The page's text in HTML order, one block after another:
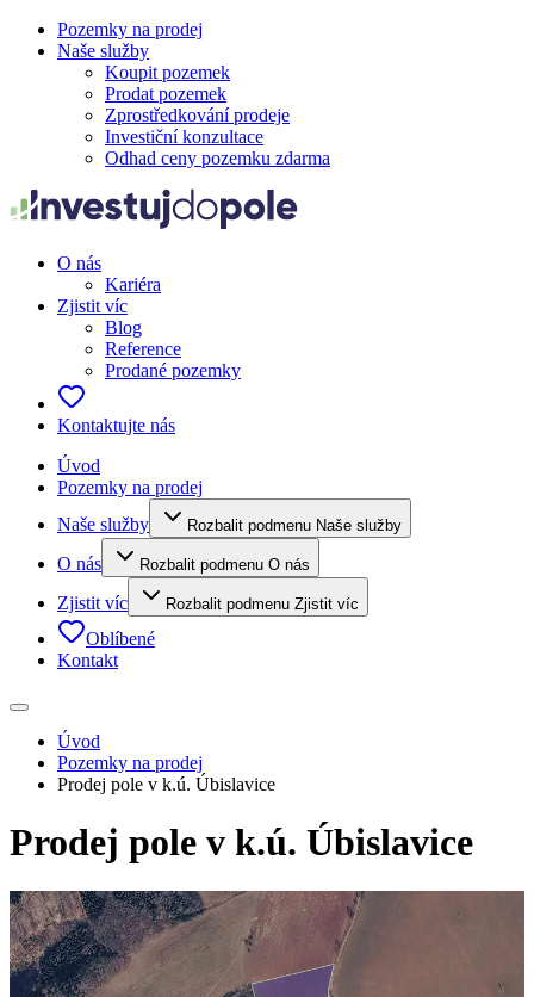
Pozemky na prodej
Naše služby
Koupit pozemek
Prodat pozemek
Zprostředkování prodeje
Investiční konzultace
Odhad ceny pozemku zdarma
O nás
Kariéra
Zjistit víc
Blog
Reference
Prodané pozemky
Kontaktujte nás
Úvod
Pozemky na prodej
Naše služby
Rozbalit podmenu Naše služby
O nás Rozbalit podmenu O nás
Zjistit víc Rozbalit podmenu Zjistit víc
Oblíbené
Kontakt
Úvod
Pozemky na prodej
Prodej pole v k.ú. Úbislavice
Prodej pole v k.ú. Úbislavice